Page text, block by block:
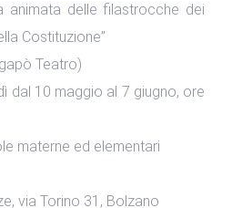
animata delle filastrocche dei
Costituzione”
Teatro)
dal 10 maggio al 7 giugno, ore
materne ed elementari
via Torino 31, Bolzano